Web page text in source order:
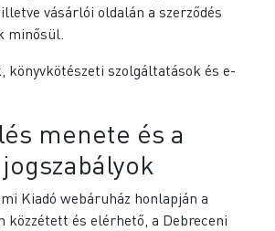
vásárlói oldalán a szerződés
minősül.
könyvkötészeti szolgáltatások és e-
menete és a
Kiadó webáruház honlapján a
közzétett és elérhető, a Debreceni